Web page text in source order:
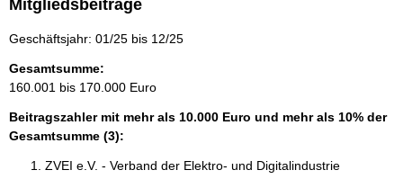
Mitgliedsbeiträge
Geschäftsjahr: 01/25 bis 12/25
Gesamtsumme:
160.001 bis 170.000 Euro
Beitragszahler mit mehr als 10.000 Euro und mehr als 10% der
Gesamtsumme (3):
ZVEI e.V. - Verband der Elektro- und Digitalindustrie